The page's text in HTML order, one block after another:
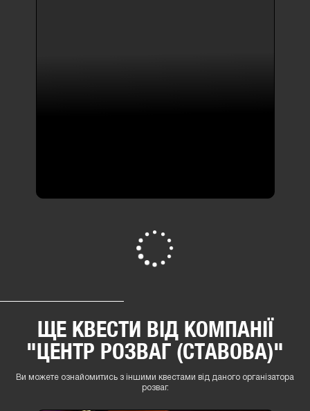
ПЕРЕГЛЯНУТИ ВСІ
ЩЕ КВЕСТИ ВІД КОМПАНІЇ
"ЦЕНТР РОЗВАГ (СТАВОВА)"
Ви можете ознайомитись з іншими квестами від даного організатора